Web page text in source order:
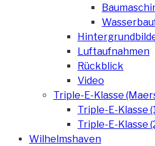
Luftaufnahmen
Rückblick
Video
Triple-E-Klasse
Triple-E-Klasse
Triple-E-Klasse
Wilhelmshaven